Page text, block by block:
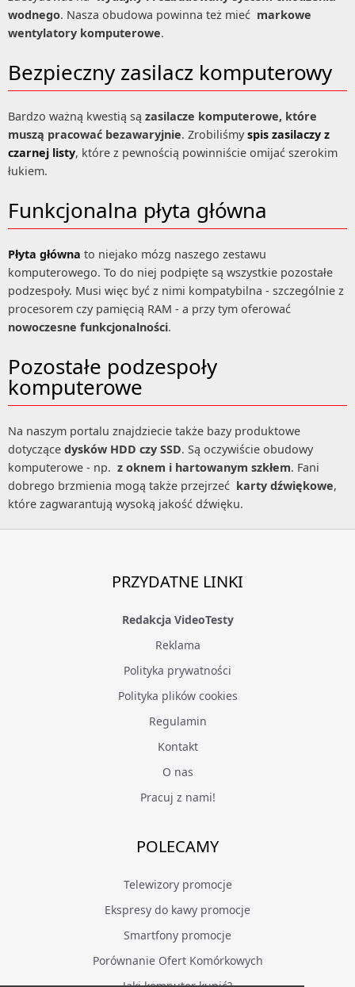
wodnego. Nasza obudowa powinna też mieć markowe
wentylatory komputerowe.
Bezpieczny zasilacz komputerowy
Bardzo ważną kwestią są zasilacze komputerowe, które
muszą pracować bezawaryjnie. Zrobiliśmyspis zasilaczy z
czarnej listy, które z pewnością powinniście omijać szerokim
łukiem.
Funkcjonalna płyta główna
Płyta główna to niejako mózg naszego zestawu
komputerowego. To do niej podpięte są wszystkie pozostałe
podzespoły. Musi więc być z nimi kompatybilna - szczególnie z
procesorem czy pamięcią RAM - a przy tym oferować
nowoczesne funkcjonalności.
Pozostałe podzespoły
komputerowe
Na naszym portalu znajdziecie także bazy produktowe
dotyczące dysków HDD czy SSD. Są oczywiście obudowy
komputerowe - np. z oknem i hartowanym szkłem. Fani
dobrego brzmienia mogą także przejrzeć karty dźwiękowe,
które zagwarantują wysoką jakość dźwięku.
PRZYDATNE LINKI
Redakcja VideoTesty
Reklama
Polityka prywatności
Polityka plików cookies
Regulamin
Kontakt
O nas
Pracuj z nami!
POLECAMY
Telewizory promocje
Ekspresy do kawy promocje
Smartfony promocje
Porównanie Ofert Komórkowych